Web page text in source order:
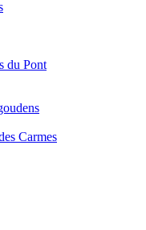
du Pont
Carmes